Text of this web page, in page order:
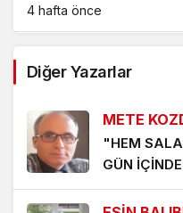
4 hafta önce
4 hafta önce
SUSURLUK’TAN NEW
1 ay önce
İKİNCİ DÜNYA HARP
Diğer Yazarlar
METE
"HEM
GÜN